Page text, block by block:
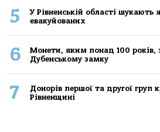
5
У Рівненській області шукають
евакуйованих
6
Монети, яким понад 100 років,
Дубенському замку
7
Донорів першої та другої груп
Рівненщині